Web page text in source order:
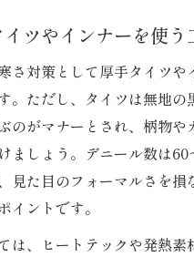
ツやインナーを使う
さ対策として厚手タイツや
。ただし、タイツは無地の
のがマナーとされ、柄物や
ましょう。デニール数は60
見た目のフォーマルさを損
イントです。
は、ヒートテックや発熱素